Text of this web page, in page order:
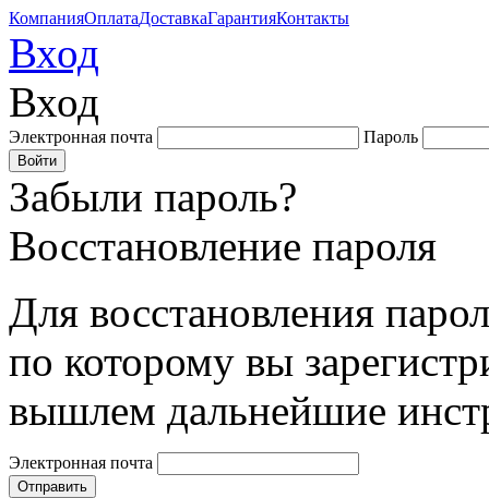
КомпанияОплатаДоставкаГарантияКонтакты
Вход
Вход
Электронная почта Пароль
Забыли пароль?
Восстановление пароля
Для восстановления
по которому вы
вышлем дальнейшие
Электронная почта